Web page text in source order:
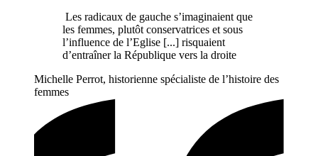
Les radicaux de gauche s’imaginaient que
les femmes, plutôt conservatrices et sous
l’influence de l’Eglise [...] risquaient
d’entraîner la République vers la droite
Michelle Perrot, historienne spécialiste de l’histoire des
femmes